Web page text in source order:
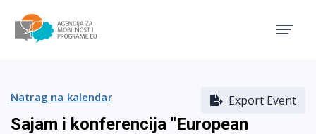
Export Event
Natrag na kalendar
Sajam i konferencija "European